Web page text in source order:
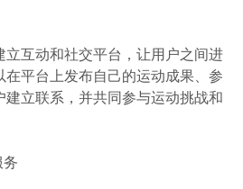
互动和社交平台，让用户之间进
平台上发布自己的运动成果、参
建立联系，并共同参与运动挑战和